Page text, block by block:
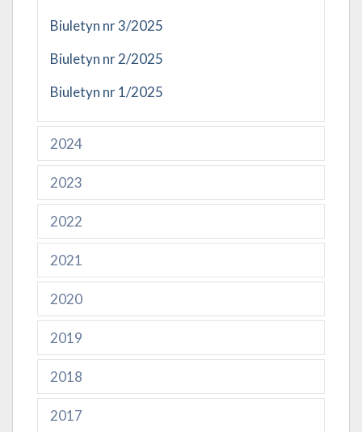
Biuletyn nr 3/2025
Biuletyn nr 2/2025
Biuletyn nr 1/2025
2024
2023
2022
2021
2020
2019
2018
2017